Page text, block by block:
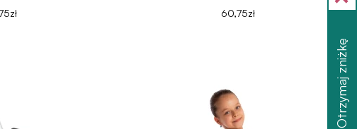
60,75zł
Otrzymaj zniżkę